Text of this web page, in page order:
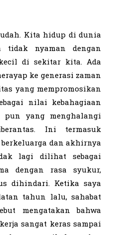
Kita hidup di dunia
tidak nyaman dengan
di sekitar kita. Ada
ke generasi zaman
yang mempromosikan
nilai kebahagiaan
pun yang menghalangi
Ini termasuk
dan akhirnya
lagi dilihat sebagai
dengan rasa syukur,
dihindari. Ketika saya
tahun lalu, sahabat
mengatakan bahwa
sangat keras sampai